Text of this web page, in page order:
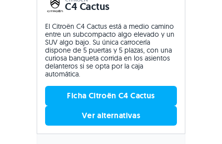
C4 Cactus
El Citroën C4 Cactus está a medio camino
entre un subcompacto algo elevado y un
SUV algo bajo. Su única carrocería
dispone de 5 puertas y 5 plazas, con una
curiosa banqueta corrida en los asientos
delanteros si se opta por la caja
automática.
Ficha Citroën C4 Cactus
Ver alternativas